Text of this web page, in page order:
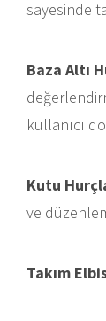
sayesinde
Baza Altı
kullanıcı
Kutu
ve
Takım